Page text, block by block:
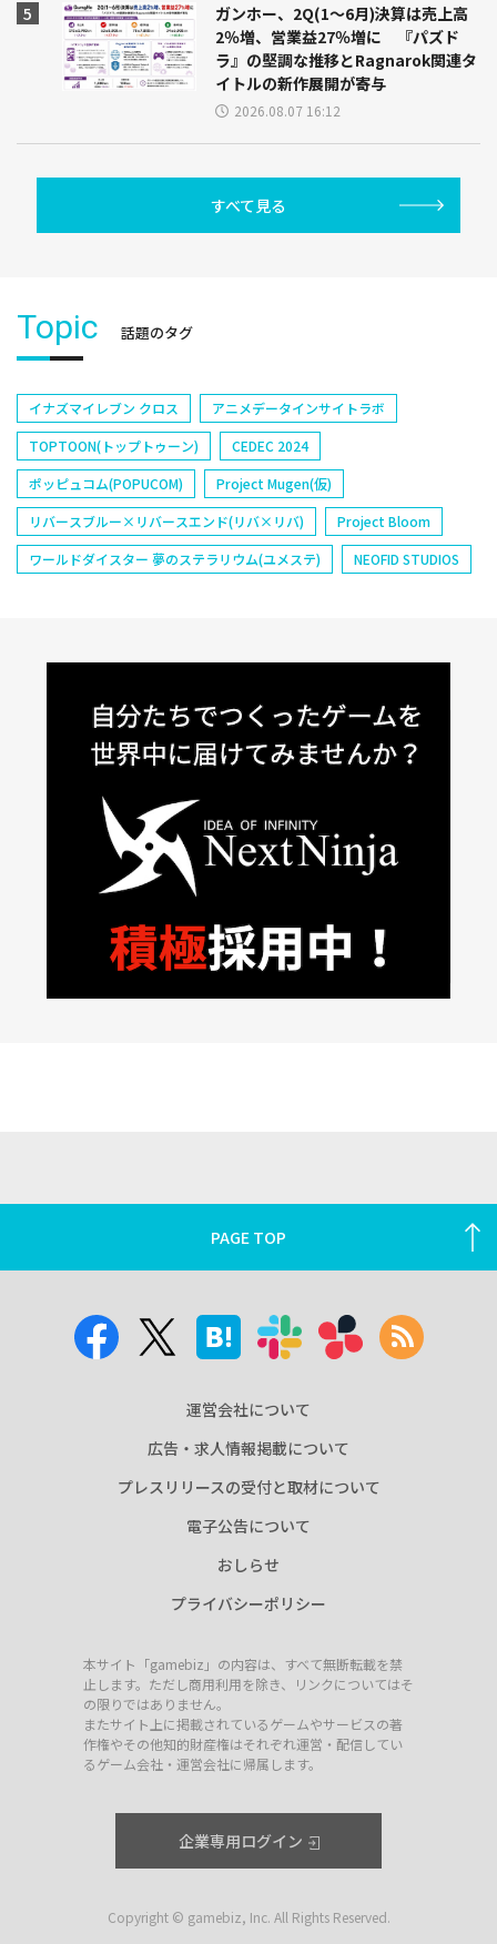
ガンホー、2Q(1～6月)決算は売上高
2％増、営業益27％増に 『パズド
ラ』の堅調な推移とRagnarok関連タ
イトルの新作展開が寄与
2026.08.07 16:12
すべて見る
Topic 話題のタグ
イナズマイレブン クロス
アニメデータインサイトラボ
TOPTOON(トップトゥーン)
CEDEC 2024
ポッピュコム(POPUCOM)
Project Mugen(仮)
リバースブルー×リバースエンド(リバ×リバ)
Project Bloom
ワールドダイスター 夢のステラリウム(ユメステ)
NEOFID STUDIOS
PAGE TOP
運営会社について
広告・求人情報掲載について
プレスリリースの受付と取材について
電子公告について
おしらせ
プライバシーポリシー
本サイト「gamebiz」の内容は、すべて無断転載を禁
止します。ただし商用利用を除き、リンクについてはそ
の限りではありません。
またサイト上に掲載されているゲームやサービスの著
作権やその他知的財産権はそれぞれ運営・配信してい
るゲーム会社・運営会社に帰属します。
企業専用ログイン
Copyright © gamebiz, Inc. All Rights Reserved.